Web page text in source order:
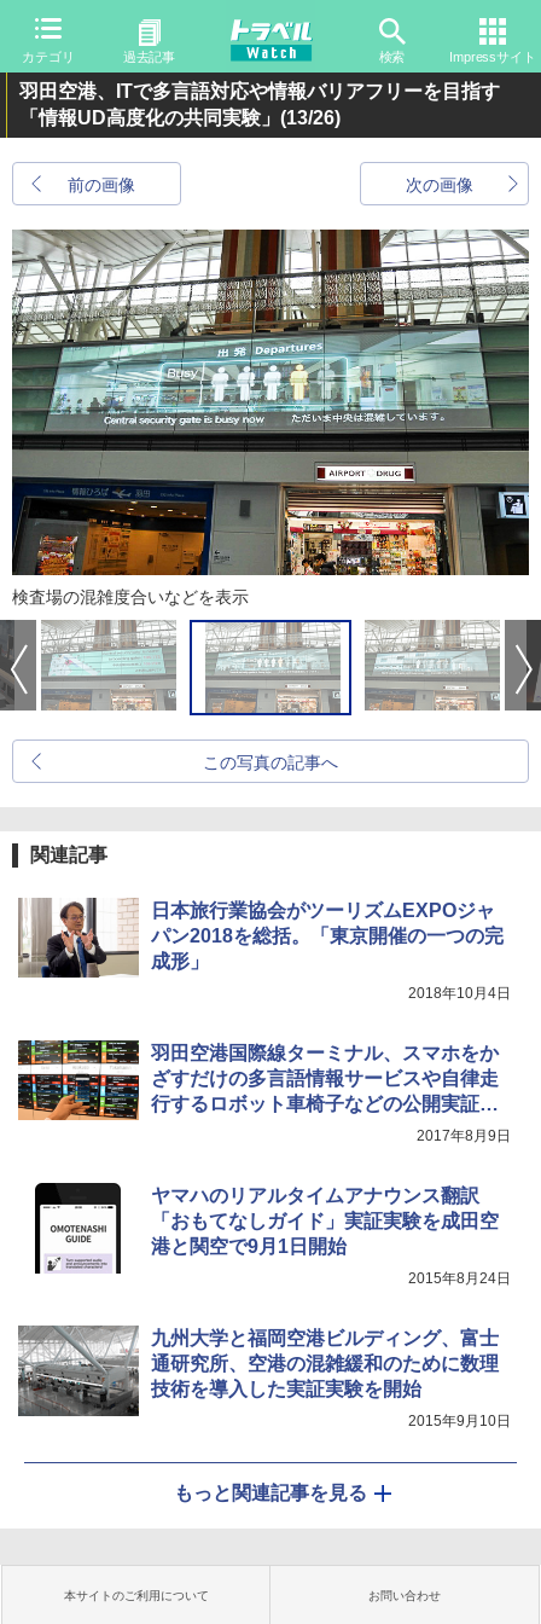
カテゴリ 過去記事 検索 Impressサイト
羽田空港、ITで多言語対応や情報バリアフリーを目指す
「情報UD高度化の共同実験」 (13/26)
前の画像 次の画像
検査場の混雑度合いなどを表示
この写真の記事へ
関連記事
日本旅行業協会がツーリズムEXPOジャ
パン2018を総括。「東京開催の一つの完
成形」
2018年10月4日
羽田空港国際線ターミナル、スマホをか
ざすだけの多言語情報サービスや自律走
行するロボット車椅子などの公開実証実
2017年8月9日
ヤマハのリアルタイムアナウンス翻訳
「おもてなしガイド」実証実験を成田空
港と関空で9月1日開始
2015年8月24日
九州大学と福岡空港ビルディング、富士
通研究所、空港の混雑緩和のために数理
技術を導入した実証実験を開始
2015年9月10日
もっと関連記事を見る
本サイトのご利用について お問い合わせ